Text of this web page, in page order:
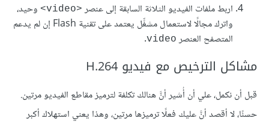
اربط ملفات الفيديو الثلاثة السابقة إلى عنصر <video>
وحيد،
واترك مجالًا لاستعمال مشغِّل يعتمد على تقنية Flash إن لم يدعم
المتصفح العنصر video
.
مشاكل الترخيص مع فيديو H.264
قبل أن نكمل، علي أن أُشير أنَّ هنالك تكلفة لترميز مقاطع الفيديو مرتين.
حسنًا، لا أقصد أنَّ عليك فعلًا ترميزها مرتين، وهذا يعني استهلاك أكبر